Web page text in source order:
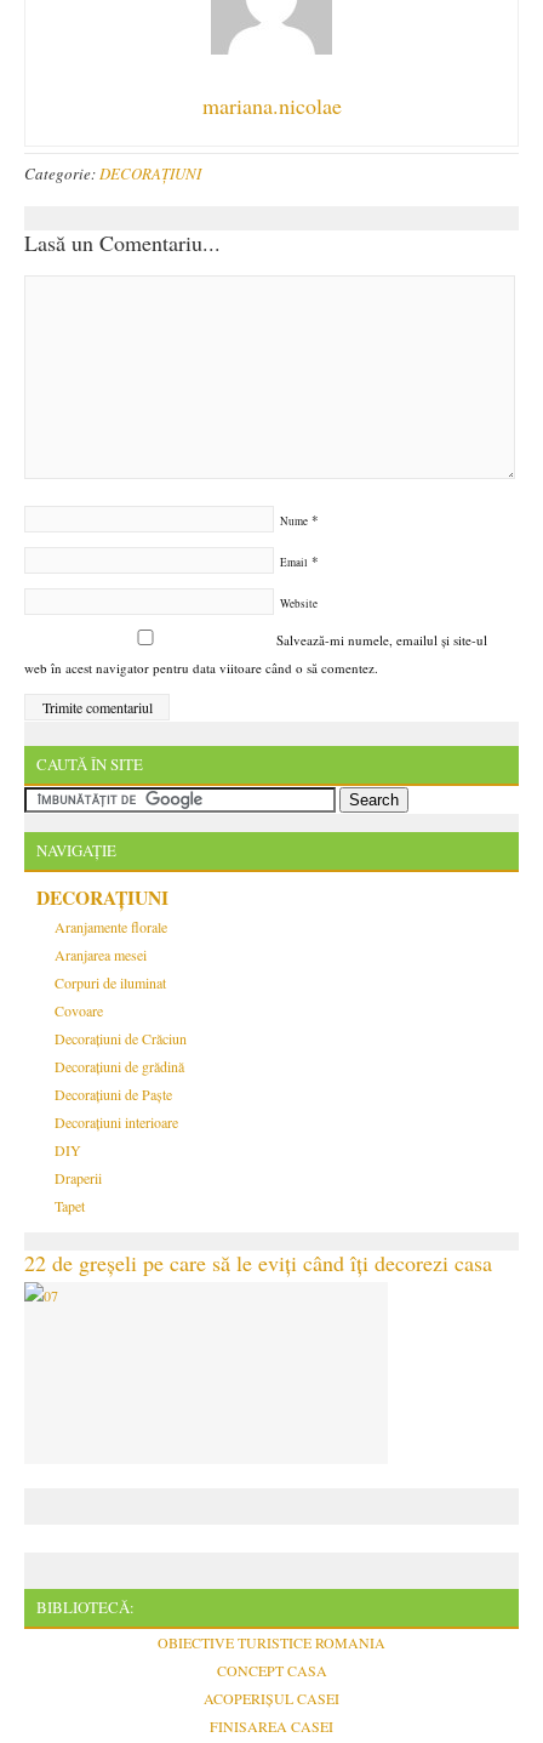
mariana.nicolae
Categorie:DECORAȚIUNI
Lasă un Comentariu...
Nume *
Email *
Website
Salvează-mi numele, emailul și site-ul
web în acest navigator pentru data viitoare când o să comentez.
CAUTĂ ÎN SITE
NAVIGAȚIE
DECORAȚIUNI
Aranjamente florale
Aranjarea mesei
Corpuri de iluminat
Covoare
Decorațiuni de Crăciun
Decorațiuni de grădină
Decorațiuni de Paște
Decorațiuni interioare
DIY
Draperii
Tapet
22 de greșeli pe care să le eviți când îți decorezi casa
BIBLIOTECĂ:
OBIECTIVE TURISTICE ROMANIA
CONCEPT CASA
ACOPERIȘUL CASEI
FINISAREA CASEI